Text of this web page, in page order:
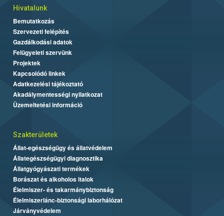
Hivatalunk
Bemutatkozás
Szervezeti felépítés
Gazdálkodási adatok
Felügyeleti szervünk
Projektek
Kapcsolódó linkek
Adatkezelési tájékoztató
Akadálymentességi nyilatkozat
Üzemeltetési információ
Szakterületek
Állat-egészségügy és állatvédelem
Állategészségügyi diagnosztika
Állatgyógyászati termékek
Borászat és alkoholos italok
Élelmiszer- és takarmánybiztonság
Élelmiszerlánc-biztonsági laborhálózat
Járványvédelem